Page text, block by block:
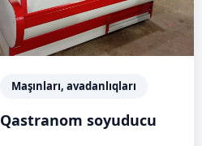
Maşınları, avadanlıqları
Qastranom soyuducu